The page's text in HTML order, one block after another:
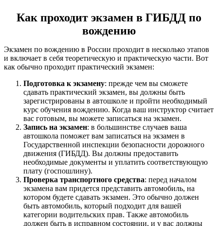
Как проходит экзамен в ГИБДД по
вождению
Экзамен по вождению в России проходит в несколько этапов
и включает в себя теоретическую и практическую части. Вот
как обычно проходит практический экзамен:
Подготовка к экзамену: прежде чем вы сможете
сдавать практический экзамен, вы должны быть
зарегистрированы в автошколе и пройти необходимый
курс обучения вождению. Когда ваш инструктор считает
вас готовым, вы можете записаться на экзамен.
Запись на экзамен: в большинстве случаев ваша
автошкола поможет вам записаться на экзамен в
Государственной инспекции безопасности дорожного
движения (ГИБДД). Вы должны предоставить
необходимые документы и уплатить соответствующую
плату (госпошлину).
Проверка транспортного средства: перед началом
экзамена вам придется представить автомобиль, на
котором будете сдавать экзамен. Это обычно должен
быть автомобиль, который подходит для вашей
категории водительских прав. Также автомобиль
должен быть в исправном состоянии, и у вас должны